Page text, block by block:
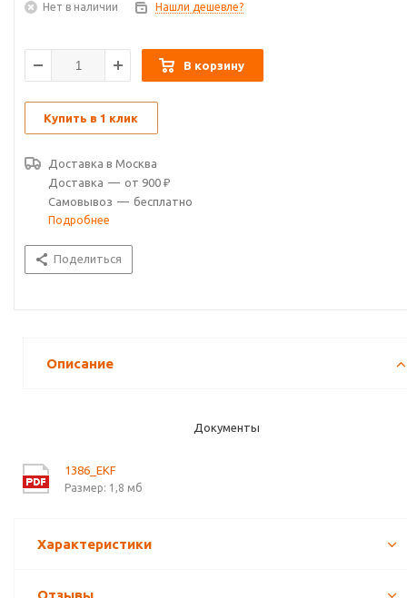
Нет в наличии Нашли дешевле?
В корзину
Купить в 1 клик
Доставка в Москва
Доставка — от 900 ₽
Самовывоз — бесплатно
Подробнее
Поделиться
Описание
Документы
1386_EKF
Размер: 1,8 мб
Характеристики